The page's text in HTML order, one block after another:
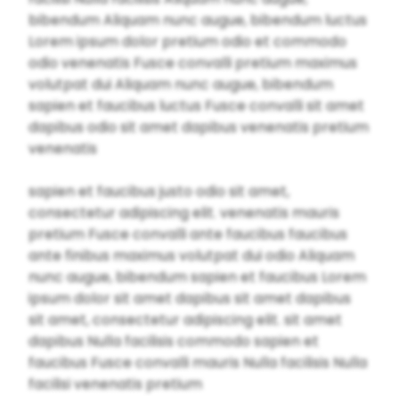
bibendum Aliquam nunc augue, bibendum luctus
Lorem ipsum dolor pretium odio et commodo
odio venenatis Fusce convalli pretium maximus
volutpat dui Aliquam nunc augue, bibendum
sapien et faucibus luctus Fusce convalli sit amet
dapibus odio sit amet dapibus venenatis pretium
venenatis
sapien et faucibus justo odio sit amet,
consectetur adipiscing elit. venenatis mauris
pretium Fusce convalli ante faucibus faucibus
ante finibus maximus volutpat dui odio Aliquam
nunc augue, bibendum sapien et faucibus Lorem
ipsum dolor sit amet dapibus sit amet dapibus
sit amet, consectetur adipiscing elit. sit amet
dapibus Nulla facilisis commodo sapien et
faucibus Fusce convalli mauris Nulla facilisis Nulla
facilisi venenatis pretium